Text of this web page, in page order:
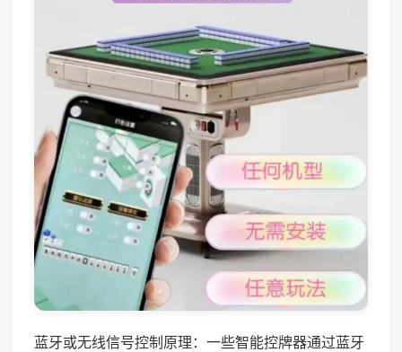
蓝牙或无线信号控制原理：一些智能控牌器通过蓝牙